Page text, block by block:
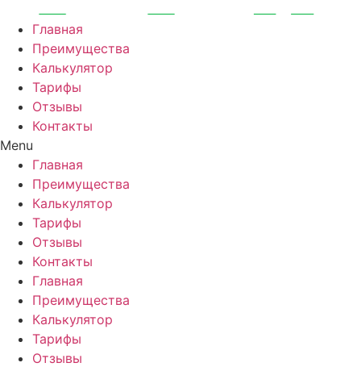
Перейти
содержимому
Главная
Преимущества
Калькулятор
Тарифы
Отзывы
Контакты
Menu
Главная
Преимущества
Калькулятор
Тарифы
Отзывы
Контакты
Главная
Преимущества
Калькулятор
Тарифы
Отзывы